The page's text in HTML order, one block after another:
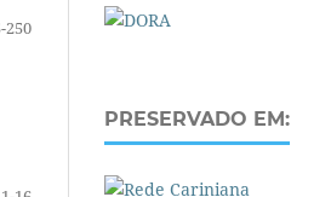
250
PRESERVADO EM: